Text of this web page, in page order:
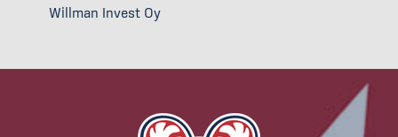
Willman Invest Oy